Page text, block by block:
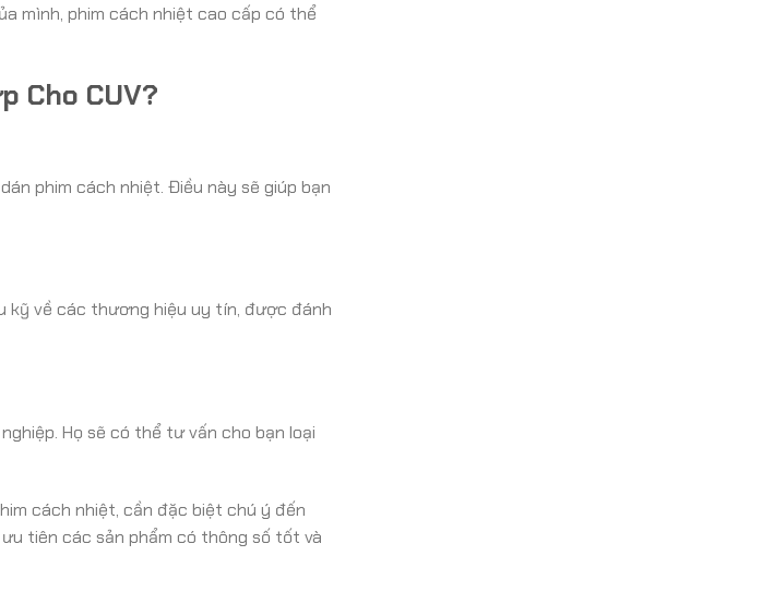
mình, phim cách nhiệt cao cấp có thể
Cho CUV?
phim cách nhiệt. Điều này sẽ giúp bạn
kỹ về các thương hiệu uy tín, được đánh
Họ sẽ có thể tư vấn cho bạn loại
cách nhiệt, cần đặc biệt chú ý đến
tiên các sản phẩm có thông số tốt và